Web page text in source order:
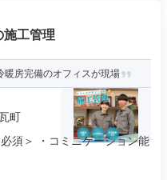
施工管理
房完備のオフィスが現場
町
須＞ ・コミニケーション能